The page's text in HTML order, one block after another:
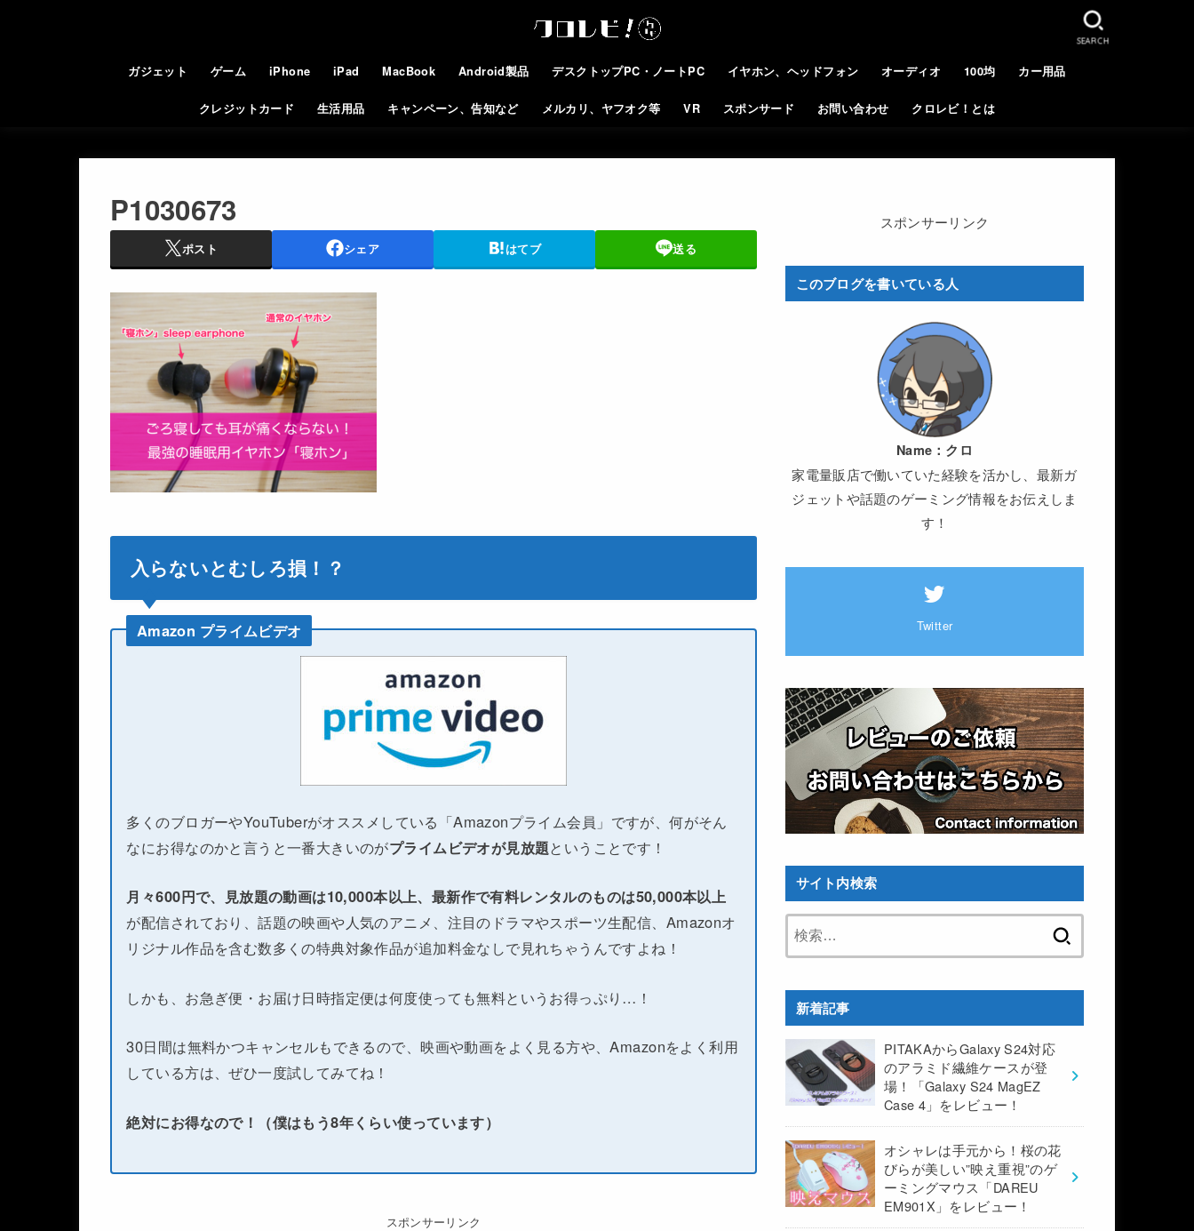
ガジェット ゲーム iPhone iPad MacBook Android製品 デスクトップPC・ノートPC イヤホン、ヘッドフォン オーディオ 100均 カー用品
クレジットカード 生活用品 キャンペーン、告知など メルカリ、ヤフオク等 VR スポンサード お問い合わせ クロレビ！とは
SEARCH
P1030673
ポスト シェア はてブ 送る
入らないとむしろ損！？
Amazon プライムビデオ
多くのブロガーやYouTuberがオススメしている「Amazonプライム会員」ですが、何がそん
なにお得なのかと言うと一番大きいのがプライムビデオが見放題ということです！
月々600円で、見放題の動画は10,000本以上、最新作で有料レンタルのものは50,000本以上
が配信されており、話題の映画や人気のアニメ、注目のドラマやスポーツ生配信、Amazonオ
リジナル作品を含む数多くの特典対象作品が追加料金なしで見れちゃうんですよね！
しかも、お急ぎ便・お届け日時指定便は何度使っても無料というお得っぷり…！
30日間は無料かつキャンセルもできるので、映画や動画をよく見る方や、Amazonをよく利用
している方は、ぜひ一度試してみてね！
絶対にお得なので！（僕はもう8年くらい使っています）
スポンサーリンク
スポンサーリンク
このブログを書いている人
Name： クロ
家電量販店で働いていた経験を活かし、最新ガ
ジェットや話題のゲーミング情報をお伝えしま
す！
Twitter
サイト内検索
新着記事
PITAKAからGalaxy S24対応
のアラミド繊維ケースが登
場！「Galaxy S24 MagEZ
Case 4」をレビュー！
オシャレは手元から！桜の花
びらが美しい”映え重視”のゲ
ーミングマウス「DAREU
EM901X」をレビュー！